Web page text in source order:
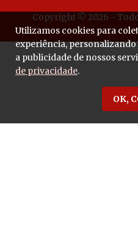
Copyright © 2026 -
Utilizamos cookies para
experiência,
a publicidade de nossos
de privacidade.
OK,